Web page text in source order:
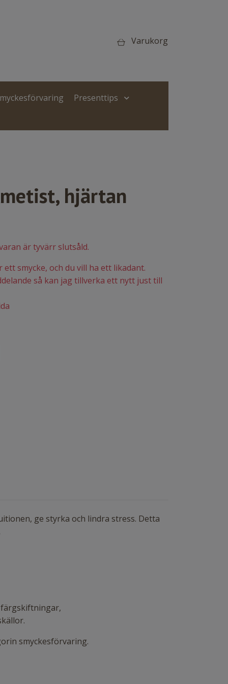
Varukorg
Presenttips
hjärtan
är tyvärr slutsåld.
ett smycke, och du vill ha ett likadant.
så kan jag tillverka ett nytt just till
ge styrka och lindra stress. Detta
smyckesförvaring.